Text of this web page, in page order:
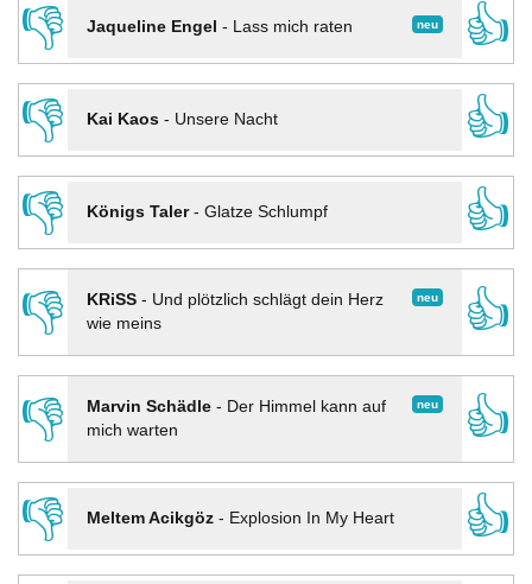
👎
neu
Jaqueline Engel - Lass mich raten
👍
👎
Kai Kaos- Unsere Nacht
👍
👎
Königs Taler- Glatze Schlumpf
👍
👎
neu
KRiSS- Und plötzlich schlägt dein Herz
wie meins
👍
👎 neu
Marvin Schädle- Der Himmel kann auf
mich warten
👍
👎
Meltem Acikgöz- Explosion In My Heart
👍